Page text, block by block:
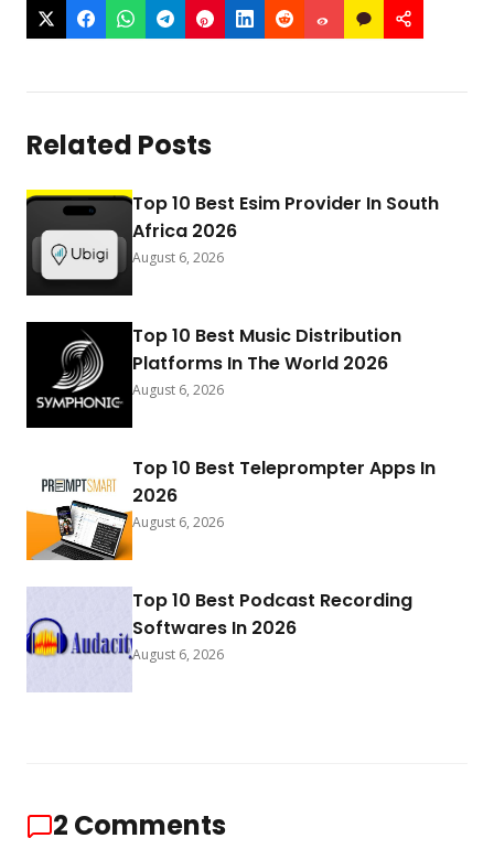
Related Posts
Top 10 Best Esim Provider In South
Africa 2026
August 6, 2026
Top 10 Best Music Distribution
Platforms In The World 2026
August 6, 2026
Top 10 Best Teleprompter Apps In
2026
August 6, 2026
Top 10 Best Podcast Recording
Softwares In 2026
August 6, 2026
2 Comments